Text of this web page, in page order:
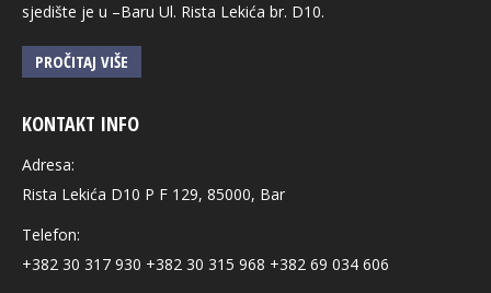
sjedište je u –Baru Ul. Rista Lekića br. D10.
PROČITAJ VIŠE
KONTAKT INFO
Adresa:
Rista Lekića D10 P F 129, 85000, Bar
Telefon:
+382 30 317 930 +382 30 315 968 +382 69 034 606